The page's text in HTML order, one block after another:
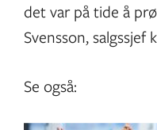
det var på tide å
Svensson, salgssjef
Se også: